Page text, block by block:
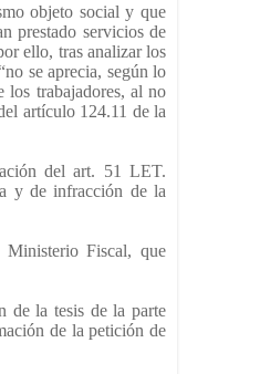
objeto social y que
prestado servicios de
ello, tras analizar los
se aprecia, según lo
los trabajadores, al no
artículo 124.11 de la
del art. 51 LET.
y de infracción de la
Fiscal, que
de la tesis de la parte
de la petición de